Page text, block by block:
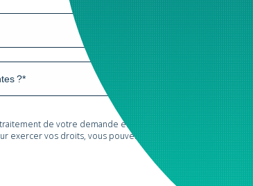
de votre demande et de prospection
exercer vos droits, vous pouvez consulter notrePolitique